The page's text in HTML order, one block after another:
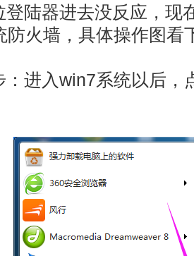
登陆器进去没反应，现
防火墙，具体操作图看
入win7系统以后，